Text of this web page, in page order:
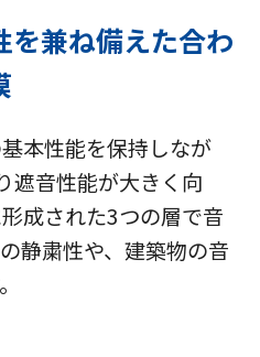
を兼ね備えた合わ
本性能を保持しなが
遮音性能が大きく向
成された3つの層で音
静粛性や、建築物の音